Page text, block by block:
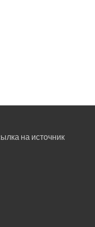
на источник